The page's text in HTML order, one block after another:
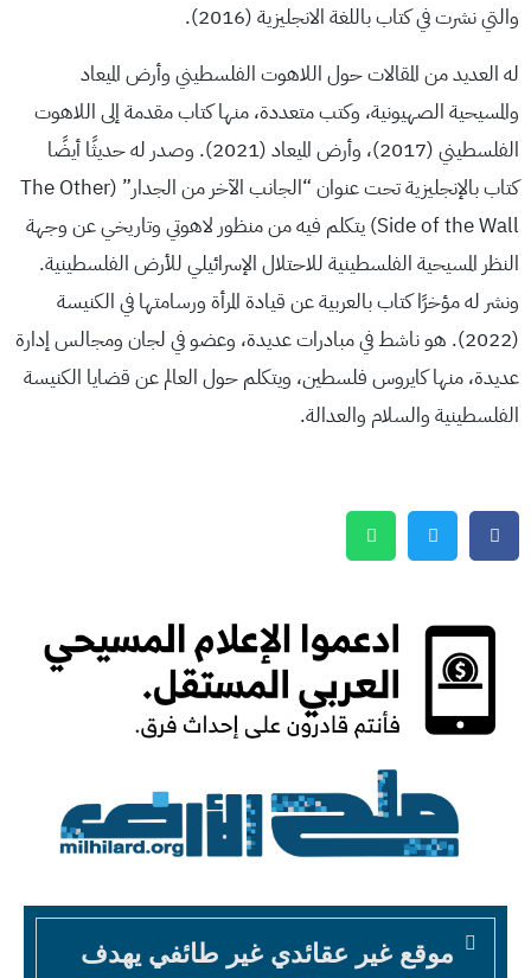
والتي نشرت في كتاب باللغة الانجليزية (2016).
له العديد من المقالات حول اللاهوت الفلسطيني وأرض الميعاد
والمسيحية الصهيونية، وكتب متعددة، منها كتاب مقدمة إلى اللاهوت
الفلسطيني (2017)، وأرض الميعاد (2021). وصدر له حديثًا أيضًا
كتاب بالإنجليزية تحت عنوان “الجانب الآخر من الجدار” (The Other
Side of the Wall) يتكلم فيه من منظور لاهوتي وتاريخي عن وجهة
النظر المسيحية الفلسطينية للاحتلال الإسرائيلي للأرض الفلسطينية.
ونشر له مؤخرًا كتاب بالعربية عن قيادة المرأة ورسامتها في الكنيسة
(2022). هو ناشط في مبادرات عديدة، وعضو في لجان ومجالس إدارة
عديدة، منها كايروس فلسطين، ويتكلم حول العالم عن قضايا الكنيسة
الفلسطينية والسلام والعدالة.
موقع غير عقائدي غير طائفي يهدف